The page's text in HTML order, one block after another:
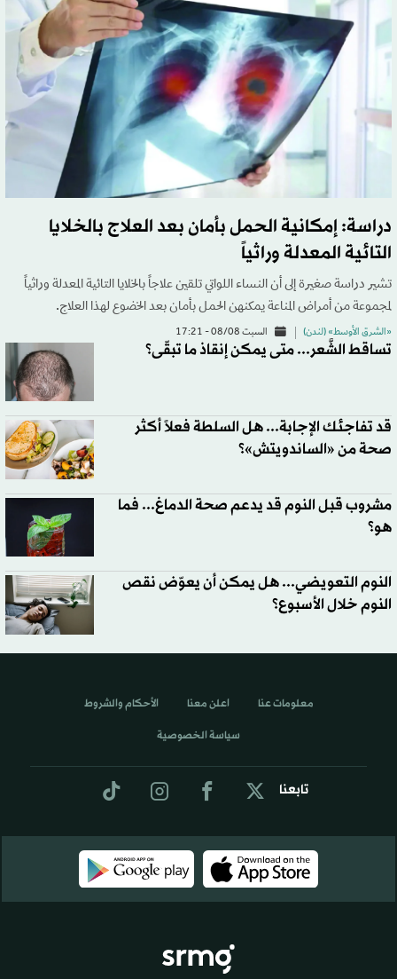
دراسة: إمكانية الحمل بأمان بعد العلاج بالخلايا
التائية المعدلة وراثياً
تشير دراسة ‌صغيرة إلى أن النساء اللواتي تلقين علاجاً بالخلايا التائية المعدلة وراثياً
لمجموعة من أمراض المناعة ​يمكنهن الحمل بأمان بعد الخضوع لهذا العلاج.
«الشرق الأوسط» (لندن) السبت 08/08 - 17:21
تساقط الشَّعر... متى يمكن إنقاذ ما تبقّى؟
قد تفاجئك الإجابة... هل السلطة فعلاً أكثر
صحة من «الساندويتش»؟
مشروب قبل النوم قد يدعم صحة الدماغ... فما
هو؟
النوم التعويضي... هل يمكن أن يعوّض نقص
النوم خلال الأسبوع؟
تابعنا
معلومات عنا اعلن معنا الأحكام والشروط
سياسة الخصوصية